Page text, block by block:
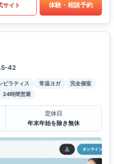
サイト 体験・相談予約
42
ピラティス 常温ヨガ
完全個室
24時間営業
定休日
年末年始を除き無休